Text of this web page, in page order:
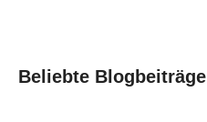
Beliebte Blogbeiträge